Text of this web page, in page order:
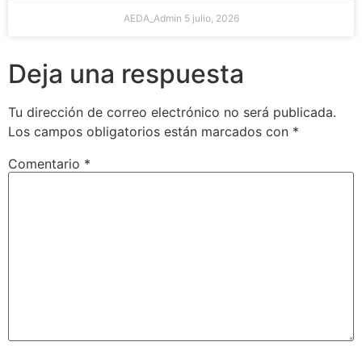
AEDA_Admin 5 julio, 2026
Deja una respuesta
Tu dirección de correo electrónico no será publicada.
Los campos obligatorios están marcados con *
Comentario *